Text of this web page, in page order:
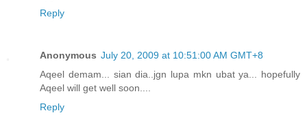
Reply
Anonymous July 20, 2009 at 10:51:00 AM GMT+8
Aqeel demam... sian dia..jgn lupa mkn ubat ya... hopefully
Aqeel will get well soon....
Reply